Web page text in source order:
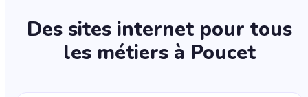
Des sites internet pour tous
les métiers à Poucet